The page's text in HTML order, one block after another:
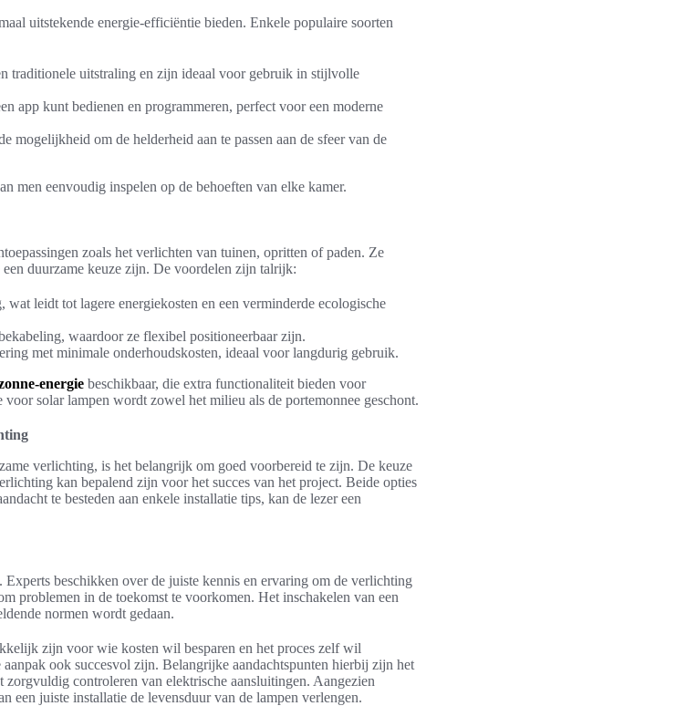
uitstekende energie-efficiëntie bieden. Enkele populaire soorten
traditionele uitstraling en zijn ideaal voor gebruik in stijlvolle
app kunt bedienen en programmeren, perfect voor een moderne
mogelijkheid om de helderheid aan te passen aan de sfeer van de
men eenvoudig inspelen op de behoeften van elke kamer.
zoals het verlichten van tuinen, opritten of paden. Ze
duurzame keuze zijn. De voordelen zijn talrijk:
wat leidt tot lagere energiekosten en een verminderde ecologische
waardoor ze flexibel positioneerbaar zijn.
met minimale onderhoudskosten, ideaal voor langdurig gebruik.
energie beschikbaar, die extra functionaliteit bieden voor
solar lampen wordt zowel het milieu als de portemonnee geschont.
verlichting, is het belangrijk om goed voorbereid te zijn. De keuze
kan bepalend zijn voor het succes van het project. Beide opties
te besteden aan enkele installatie tips, kan de lezer een
Experts beschikken over de juiste kennis en ervaring om de verlichting
problemen in de toekomst te voorkomen. Het inschakelen van een
normen wordt gedaan.
zijn voor wie kosten wil besparen en het proces zelf wil
ook succesvol zijn. Belangrijke aandachtspunten hierbij zijn het
controleren van elektrische aansluitingen. Aangezien
een juiste installatie de levensduur van de lampen verlengen.